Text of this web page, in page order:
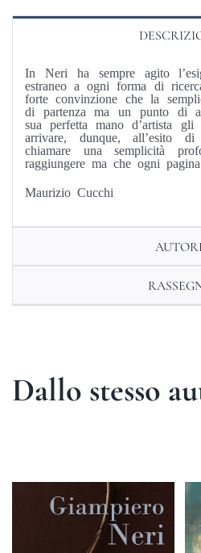
In Neri ha sempre agito
estraneo a ogni forma di
forte convinzione che la
di partenza ma un punto di
sua perfetta mano d’artista
arrivare, dunque, all’esito
chiamare una semplicità
raggiungere ma che ogni
Maurizio Cucchi
Dallo stesso